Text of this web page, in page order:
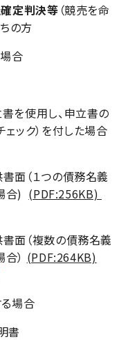
定判決等 （競売を命
の方
合
使用し、申立書の
ック）を付した場合
面（１つの債務名義
合) (PDF:256KB)
面（複数の債務名義
） (PDF:264KB)
場合
書